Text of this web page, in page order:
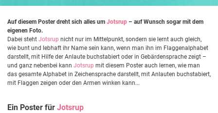
Auf diesem Poster dreht sich alles um Jotsrup – auf Wunsch sogar mit dem
eigenen Foto.
Dabei steht Jotsrup nicht nur im Mittelpunkt, sondern sie lernt auch gleich,
wie bunt und lebhaft ihr Name sein kann, wenn man ihn im Flaggenalphabet
darstellt, mit Hilfe der Anlaute buchstabiert oder in Gebärdensprache zeigt –
und ganz nebenbei kann Jotsrup mit diesem Poster auch lernen, wie man
das gesamte Alphabet in Zeichensprache darstellt, mit Anlauten buchstabiert,
mit Flaggen zeigen oder den Armen winken kann...
Ein Poster für Jotsrup